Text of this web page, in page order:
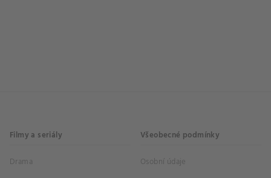
Filmy a seriály
Drama
Všeobecné podmínky
Osobní údaje